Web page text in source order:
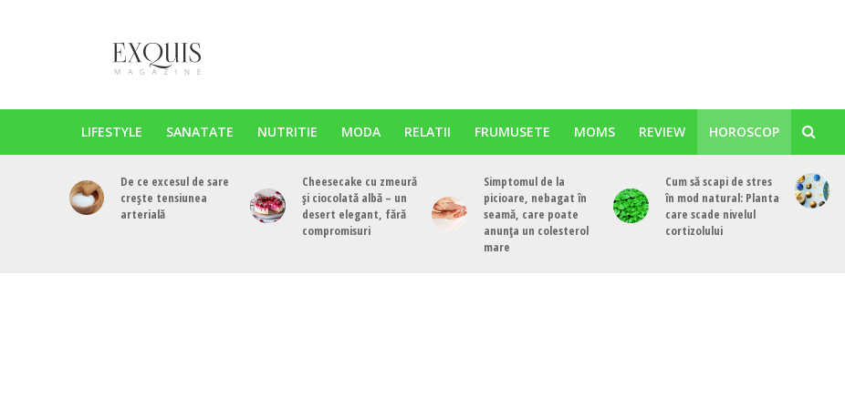
LIFESTYLE SANATATE NUTRITIE MODA RELATII FRUMUSETE MOMS REVIEW HOROSCOP
De ce excesul de sare
crește tensiunea
arterială
Cheesecake cu zmeură
și ciocolată albă – un
desert elegant, fără
compromisuri
Simptomul de la
picioare, nebagat în
seamă, care poate
anunța un colesterol
mare
Cum să scapi de stres
în mod natural: Planta
care scade nivelul
cortizolului